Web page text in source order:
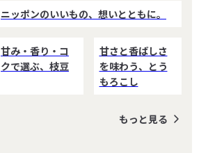
ニッポンのいいもの、想いとともに。
甘み・香り・コ
クで選ぶ、枝豆
甘さと香ばしさ
を味わう、とう
もろこし
もっと見る